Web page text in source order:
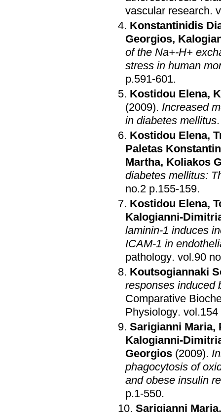
vascular research.
Konstantinidis
Georgios,
of the Na+-H+
stress in human
p.591-601.
Kostidou Elena,
(2009). Increased
in diabetes mellitus
Kostidou Elena,
Paletas
Martha, Koliakos
diabetes mellitus:
no.2 p.155-159.
Kostidou Elena,
Kalogianni-
laminin-1 induces
ICAM-1 in
pathology.
Koutsogiannaki
responses induced
Comparative
Physiology.
Sarigianni Maria,
Kalogianni-
Georgios (2009).
phagocytosis of
and obese insulin
p.1-550.
Sarigianni Maria